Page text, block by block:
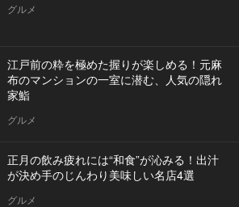
グルメ
江戸前の粋を極めた握りが楽しめる！元麻
布のマンションの一室に潜む、人気の隠れ
家鮨
グルメ
正月の飲み疲れには“和食”が沁みる！出汁
が決め手のじんわり美味しい名店4選
グルメ